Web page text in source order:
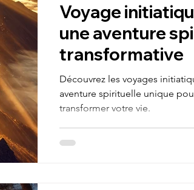
Voyage
une aventure
transformative
Découvrez les voyages
aventure spirituelle unique
transformer votre vie.